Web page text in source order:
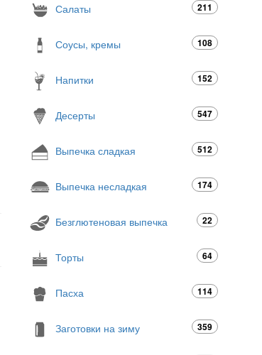
Салаты 211
Соусы, кремы 108
Напитки 152
Десерты 547
Выпечка сладкая 512
Выпечка несладкая 174
Безглютеновая выпечка 22
Торты 64
Пасха 114
Заготовки на зиму 359